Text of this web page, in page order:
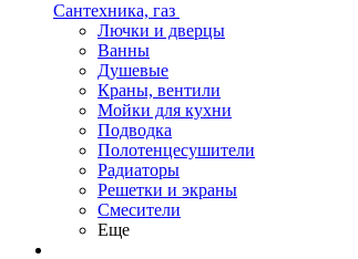
Сантехника, газ
Лючки и дверцы
Ванны
Душевые
Краны, вентили
Мойки для кухни
Подводка
Полотенцесушители
Радиаторы
Решетки и экраны
Смесители
Еще